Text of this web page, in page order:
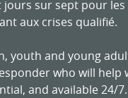
jours sur sept pour
aux crises qualifié.
youth and young
who will help
and available 24/7.